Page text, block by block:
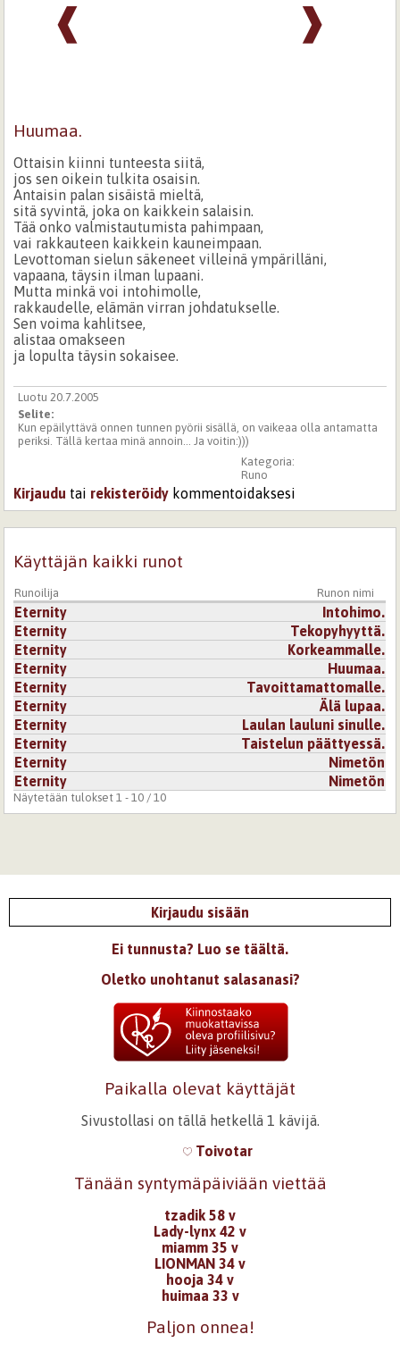
❱
❰
Huumaa.
Ottaisin kiinni tunteesta siitä,
jos sen oikein tulkita osaisin.
Antaisin palan sisäistä mieltä,
sitä syvintä, joka on kaikkein salaisin.
Tää onko valmistautumista pahimpaan,
vai rakkauteen kaikkein kauneimpaan.
Levottoman sielun säkeneet villeinä ympärilläni,
vapaana, täysin ilman lupaani.
Mutta minkä voi intohimolle,
rakkaudelle, elämän virran johdatukselle.
Sen voima kahlitsee,
alistaa omakseen
ja lopulta täysin sokaisee.
Luotu 20.7.2005
Selite:
Kun epäilyttävä onnen tunnen pyörii sisällä, on vaikeaa olla antamatta
periksi. Tällä kertaa minä annoin... Ja voitin:)))
Kategoria:
Runo
Kirjaudu tai rekisteröidy kommentoidaksesi
Käyttäjän kaikki runot
Runoilija Runon nimi
Eternity
Intohimo.
Eternity
Tekopyhyyttä.
Eternity
Korkeammalle.
Eternity
Huumaa.
Eternity
Tavoittamattomalle.
Eternity
Älä lupaa.
Eternity
Laulan lauluni sinulle.
Eternity
Taistelun päättyessä.
Eternity
Nimetön
Eternity
Nimetön
Näytetään tulokset 1 - 10 / 10
Kirjaudu sisään
Ei tunnusta? Luo se täältä.
Oletko unohtanut salasanasi?
Paikalla olevat käyttäjät
Sivustollasi on tällä hetkellä 1 kävijä.
Toivotar
Tänään syntymäpäiviään viettää
tzadik 58 v
Lady-lynx 42 v
miamm 35 v
LIONMAN 34 v
hooja 34 v
huimaa 33 v
Paljon onnea!